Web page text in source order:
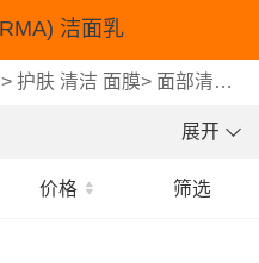
洁面乳
>护肤 清洁 面膜> 面部清洁
展开
价格 筛选